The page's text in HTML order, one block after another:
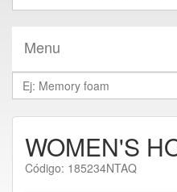
Menu
WOMEN'S
Código: 185234NTAQ